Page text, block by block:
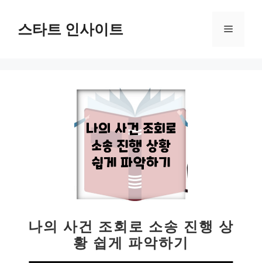
스타트 인사이트 메
나의 사건 조회로 소송 진행 상
황 쉽게 파악하기